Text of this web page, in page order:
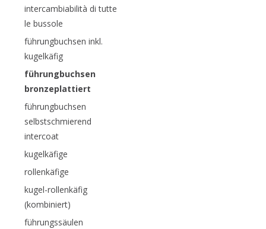
intercambiabilità di tutte
le bussole
führungbuchsen inkl.
kugelkäfig
führungbuchsen
bronzeplattiert
führungbuchsen
selbstschmierend
intercoat
kugelkäfige
rollenkäfige
kugel-rollenkäfig
(kombiniert)
führungssäulen